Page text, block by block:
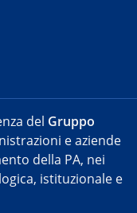
del Gruppo
e aziende
della PA, nei
istituzionale e